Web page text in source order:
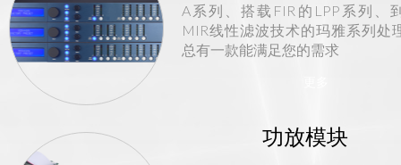
A系列、搭载FIR的LPP系列、
MIR线性滤波技术的玛雅系列处
总有一款能满足您的需求
功放模块